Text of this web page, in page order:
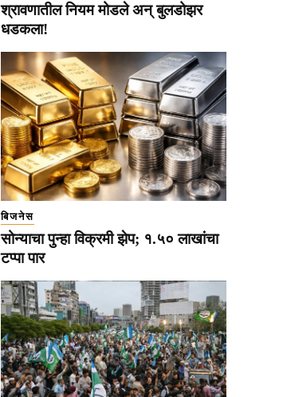
श्रावणातील नियम मोडले अन् बुलडोझर
धडकला!
बिजनेस
सोन्याचा पुन्हा विक्रमी झेप; १.५० लाखांचा
टप्पा पार